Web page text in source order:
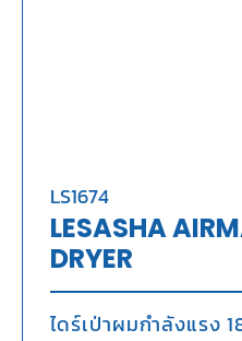
LS1674
LESASHA
DRYER
ไดร์เป่าผมกำลังแรง